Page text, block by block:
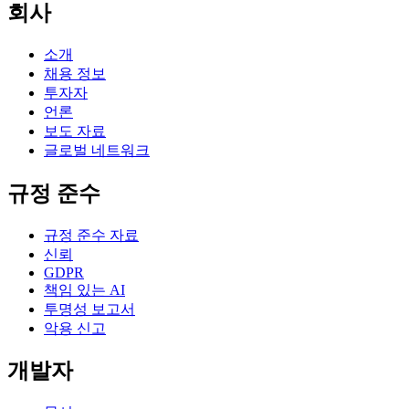
회사
소개
채용 정보
투자자
언론
보도 자료
글로벌 네트워크
규정 준수
규정 준수 자료
신뢰
GDPR
책임 있는 AI
투명성 보고서
악용 신고
개발자